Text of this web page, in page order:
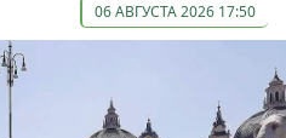
06 АВГУСТА 2026 17:50